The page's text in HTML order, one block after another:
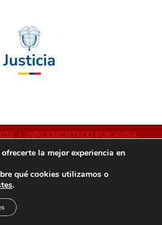
| IMPLEMENTADO POR AVISA
FacebookYouTubeInstagram
la mejor experiencia en
qué cookies utilizamos o
.